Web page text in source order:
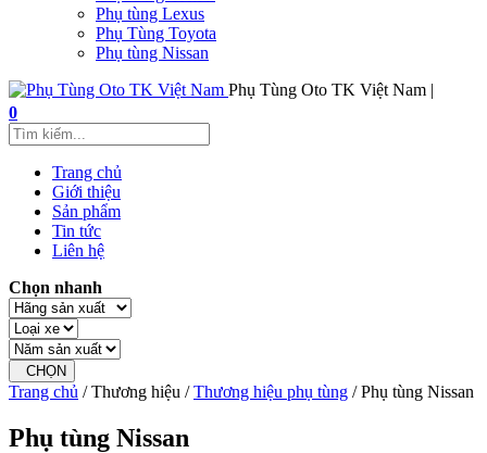
Phụ tùng Lexus
Phụ Tùng Toyota
Phụ tùng Nissan
Phụ Tùng Oto TK Việt Nam |
0
Trang chủ
Giới thiệu
Sản phẩm
Tin tức
Liên hệ
Chọn nhanh
CHỌN
Trang chủ / Thương hiệu /Thương hiệu phụ tùng / Phụ tùng Nissan
Phụ tùng Nissan